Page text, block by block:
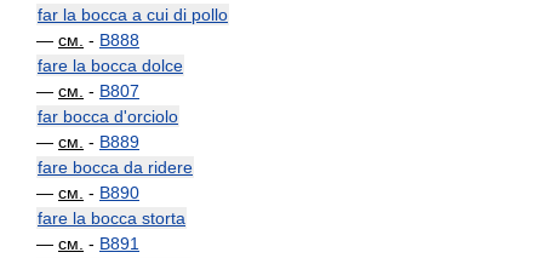
far la bocca a cui di pollo
— см. - B888
fare la bocca dolce
— см. - B807
far bocca d'orciolo
— см. - B889
fare bocca da ridere
— см. - B890
fare la bocca storta
— см. - B891